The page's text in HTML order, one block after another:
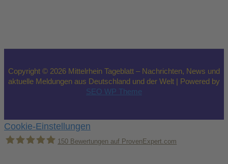
Copyright © 2026 Mittelrhein Tageblatt – Nachrichten, News und
aktuelle Meldungen aus Deutschland und der Welt | Powered by
SEO WP Theme
Cookie-Einstellungen
150 Bewertungen auf ProvenExpert.com